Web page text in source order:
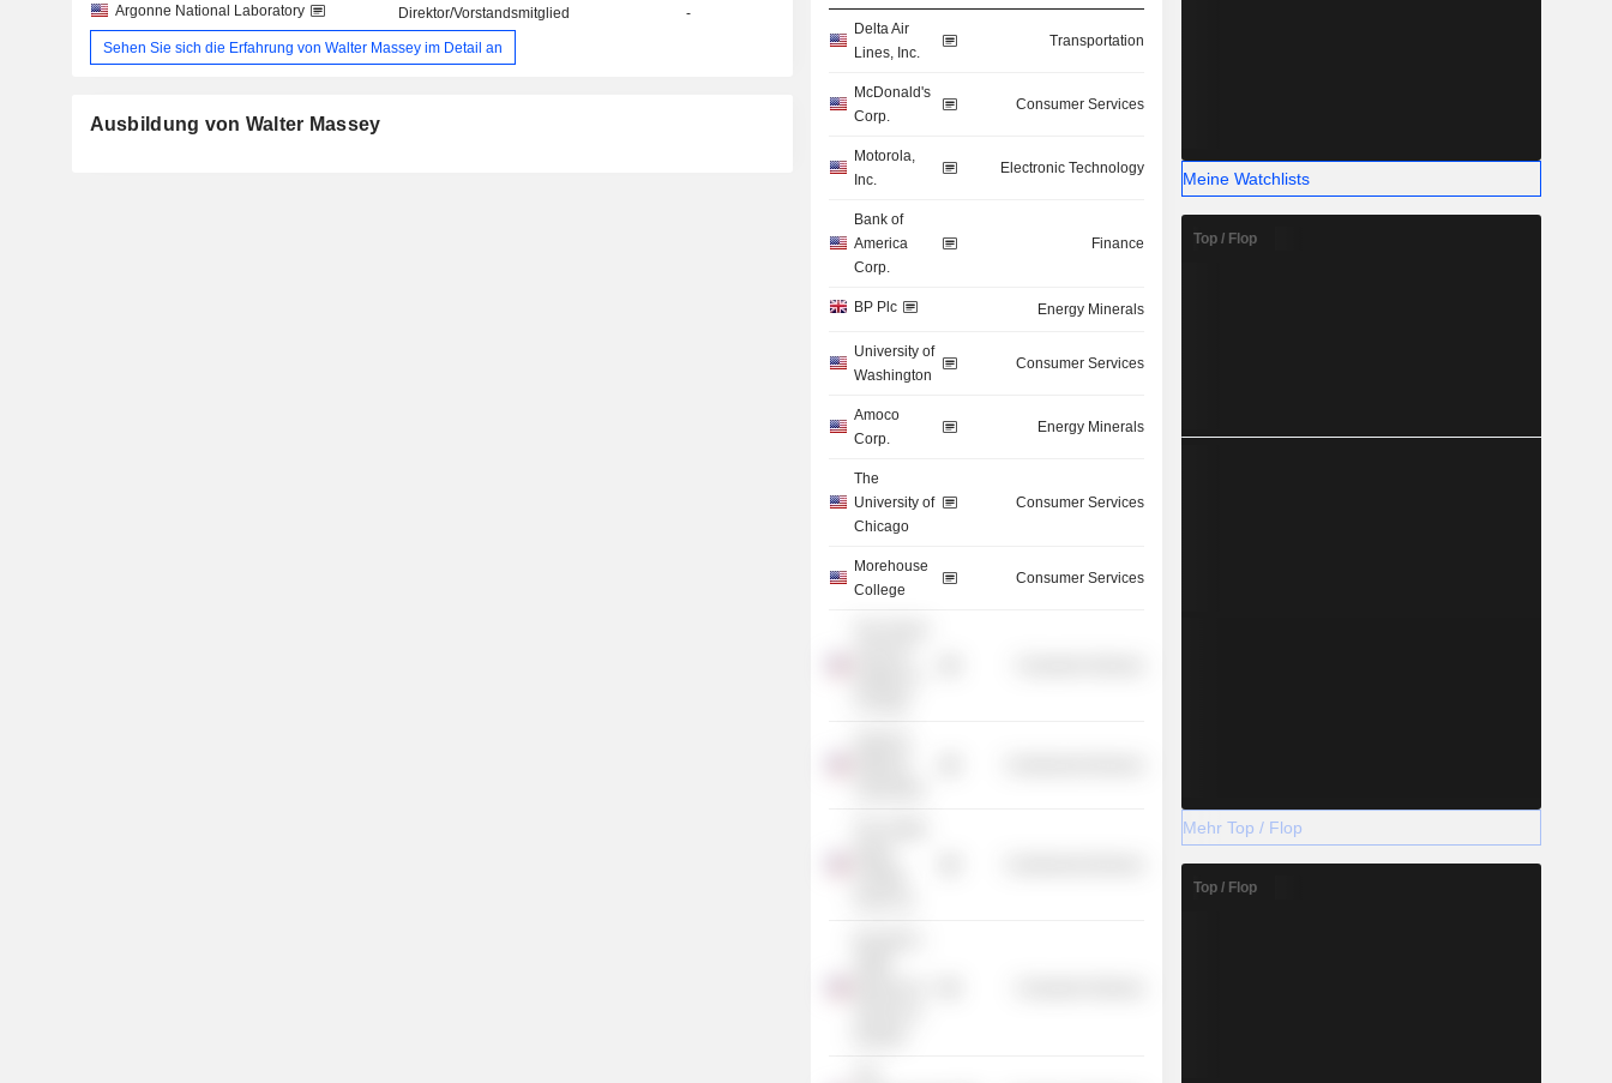
Argonne National Laboratory Direktor/Vorstandsmitglied
-
Sehen Sie sich die Erfahrung von Walter Massey im Detail an
Ausbildung von Walter Massey
Delta Air
Lines, Inc.
Transportation
McDonald's
Corp.
Consumer Services
Motorola,
Inc.
Electronic Technology
Bank of
America
Corp.
Finance
BP Plc Energy Minerals
University of
Washington
Consumer Services
Amoco
Corp.
Energy Minerals
The
University of
Chicago
Consumer Services
Morehouse
College
Consumer Services
Meine Watchlists
Top / Flop
Mehr Top / Flop
Top / Flop